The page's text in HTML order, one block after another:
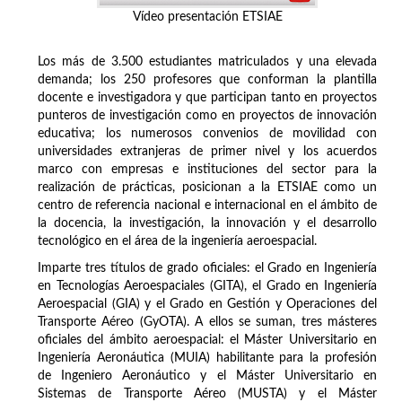
Vídeo presentación ETSIAE
Los más de 3.500 estudiantes matriculados y una elevada
demanda; los 250 profesores que conforman la plantilla
docente e investigadora y que participan tanto en proyectos
punteros de investigación como en proyectos de innovación
educativa; los numerosos convenios de movilidad con
universidades extranjeras de primer nivel y los acuerdos
marco con empresas e instituciones del sector para la
realización de prácticas, posicionan a la ETSIAE como un
centro de referencia nacional e internacional en el ámbito de
la docencia, la investigación, la innovación y el desarrollo
tecnológico en el área de la ingeniería aeroespacial.
Imparte tres títulos de grado oficiales: el Grado en Ingeniería
en Tecnologías Aeroespaciales (GITA), el Grado en Ingeniería
Aeroespacial (GIA) y el Grado en Gestión y Operaciones del
Transporte Aéreo (GyOTA). A ellos se suman, tres másteres
oficiales del ámbito aeroespacial: el Máster Universitario en
Ingeniería Aeronáutica (MUIA) habilitante para la profesión
de Ingeniero Aeronáutico y el Máster Universitario en
Sistemas de Transporte Aéreo (MUSTA) y el Máster